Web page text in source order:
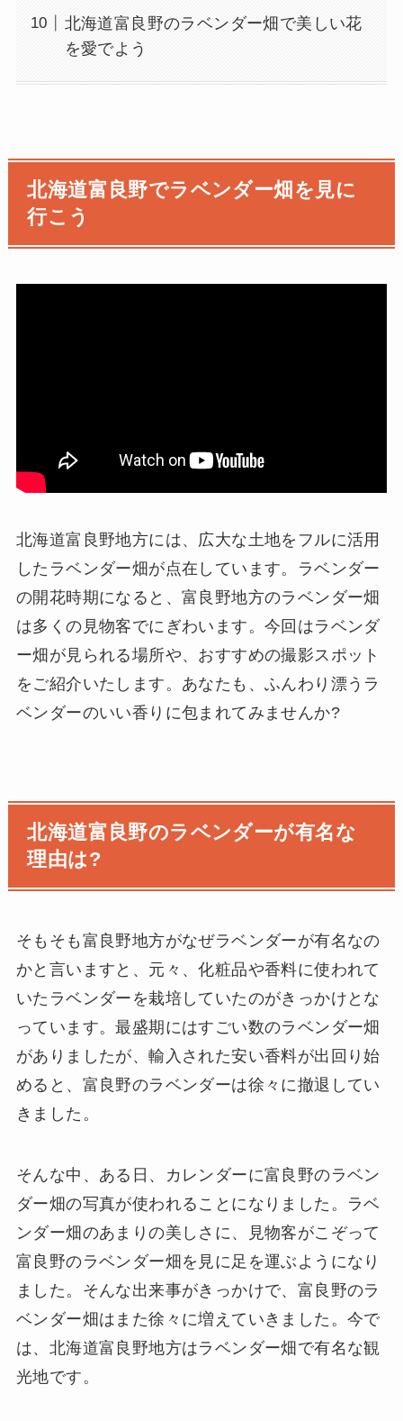
北海道富良野のラベンダー畑で美しい花
を愛でよう
北海道富良野でラベンダー畑を見に
行こう
北海道富良野地方には、広大な土地をフルに活用
したラベンダー畑が点在しています。ラベンダー
の開花時期になると、富良野地方のラベンダー畑
は多くの見物客でにぎわいます。今回はラベンダ
ー畑が見られる場所や、おすすめの撮影スポット
をご紹介いたします。あなたも、ふんわり漂うラ
ベンダーのいい香りに包まれてみませんか?
北海道富良野のラベンダーが有名な
理由は?
そもそも富良野地方がなぜラベンダーが有名なの
かと言いますと、元々、化粧品や香料に使われて
いたラベンダーを栽培していたのがきっかけとな
っています。最盛期にはすごい数のラベンダー畑
がありましたが、輸入された安い香料が出回り始
めると、富良野のラベンダーは徐々に撤退してい
きました。
そんな中、ある日、カレンダーに富良野のラベン
ダー畑の写真が使われることになりました。ラベ
ンダー畑のあまりの美しさに、見物客がこぞって
富良野のラベンダー畑を見に足を運ぶようになり
ました。そんな出来事がきっかけで、富良野のラ
ベンダー畑はまた徐々に増えていきました。今で
は、北海道富良野地方はラベンダー畑で有名な観
光地です。